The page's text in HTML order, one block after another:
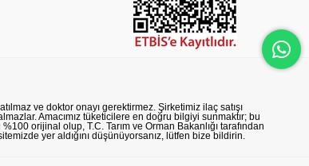
ve doktor onayı gerektirmez. Şirketimiz ilaç satışı
Amacımız tüketicilere en doğru bilgiyi sunmaktır; bu
orijinal olup, T.C. Tarım ve Orman Bakanlığı tarafından
yer aldığını düşünüyorsanız, lütfen bize bildirin.